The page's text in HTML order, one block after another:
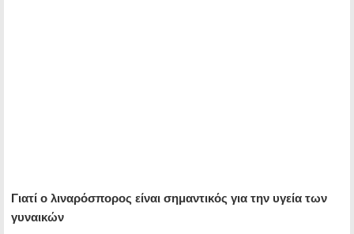
Γιατί ο λιναρόσπορος είναι σημαντικός για την υγεία των
γυναικών